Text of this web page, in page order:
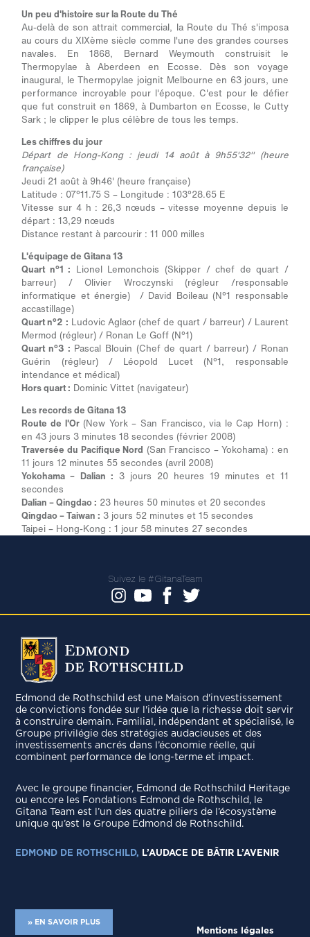
Un peu d'histoire sur la Route du Thé
Au-delà de son attrait commercial, la Route du Thé s'imposa
au cours du XIXème siècle comme l'une des grandes courses
navales. En 1868, Bernard Weymouth construisit le
Thermopylae à Aberdeen en Ecosse. Dès son voyage
inaugural, le Thermopylae joignit Melbourne en 63 jours, une
performance incroyable pour l'époque. C'est pour le défier
que fut construit en 1869, à Dumbarton en Ecosse, le Cutty
Sark ; le clipper le plus célèbre de tous les temps.
Les chiffres du jour
Départ de Hong-Kong : jeudi 14 août à 9h55'32'' (heure
française)
Jeudi 21 août à 9h46' (heure française)
Latitude : 07°11.75 S – Longitude : 103°28.65 E
Vitesse sur 4 h : 26,3 nœuds – vitesse moyenne depuis le
départ : 13,29 nœuds
Distance restant à parcourir : 11 000 milles
L'équipage de Gitana 13
Quart n°1 : Lionel Lemonchois (Skipper / chef de quart /
barreur) / Olivier Wroczynski (régleur /responsable
informatique et énergie) / David Boileau (N°1 responsable
accastillage)
Quart n°2 : Ludovic Aglaor (chef de quart / barreur) / Laurent
Mermod (régleur) / Ronan Le Goff (N°1)
Quart n°3 : Pascal Blouin (Chef de quart / barreur) / Ronan
Guérin (régleur) / Léopold Lucet (N°1, responsable
intendance et médical)
Hors quart : Dominic Vittet (navigateur)
Les records de Gitana 13
Route de l'Or(New York – San Francisco, via le Cap Horn) :
en 43 jours 3 minutes 18 secondes (février 2008)
Traversée du Pacifique Nord (San Francisco – Yokohama) : en
11 jours 12 minutes 55 secondes (avril 2008)
Yokohama – Dalian : 3 jours 20 heures 19 minutes et 11
secondes
Dalian – Qingdao : 23 heures 50 minutes et 20 secondes
Qingdao – Taiwan : 3 jours 52 minutes et 15 secondes
Taipei – Hong-Kong : 1 jour 58 minutes 27 secondes
Suivez le #GitanaTeam
Edmond de Rothschild est une Maison d'investissement
de convictions fondée sur l'idée que la richesse doit servir
à construire demain. Familial, indépendant et spécialisé, le
Groupe privilégie des stratégies audacieuses et des
investissements ancrés dans l’économie réelle, qui
combinent performance de long-terme et impact.
Avec le groupe ﬁnancier, Edmond de Rothschild Heritage
ou encore les Fondations Edmond de Rothschild, le
Gitana Team est l’un des quatre piliers de l’écosystème
unique qu’est le Groupe Edmond de Rothschild.
EDMOND DE ROTHSCHILD, L’AUDACE DE BÂTIR L’AVENIR
» EN SAVOIR PLUS
Mentions légales